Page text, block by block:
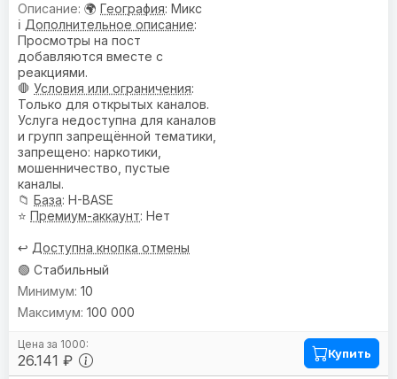
🌍 География: Микс
ℹ️ Дополнительное описание:
Просмотры на пост
добавляются вместе с
реакциями.
🛑 Условия или ограничения:
Только для открытых каналов.
Услуга недоступна для каналов
и групп запрещённой тематики,
запрещено: наркотики,
мошенничество, пустые
каналы.
📁 База: H-BASE
⭐ Премиум-аккаунт: Нет
↩️ Доступна кнопка отмены
🟢 Стабильный
26.141 ₽
10
100 000
Купить